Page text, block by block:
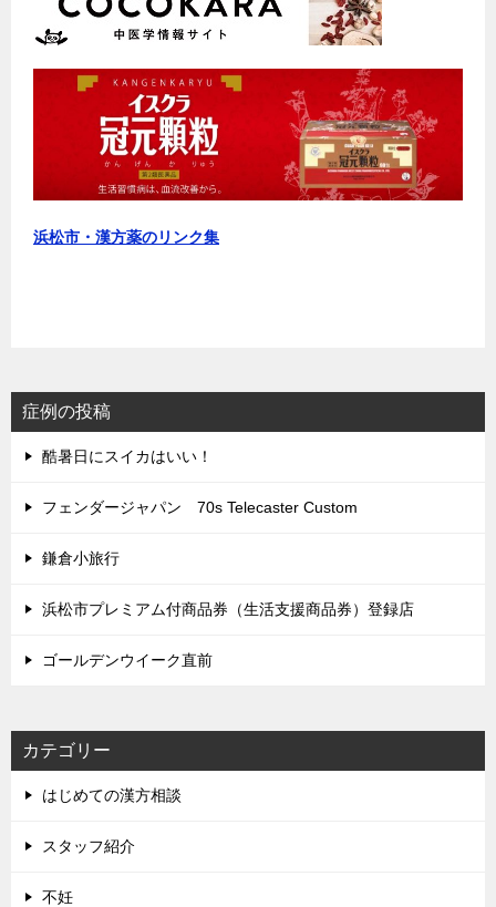
浜松市・漢方薬のリンク集
症例の投稿
酷暑日にスイカはいい！
フェンダージャパン 70s Telecaster Custom
鎌倉小旅行
浜松市プレミアム付商品券（生活支援商品券）登録店
ゴールデンウイーク直前
カテゴリー
はじめての漢方相談
スタッフ紹介
不妊